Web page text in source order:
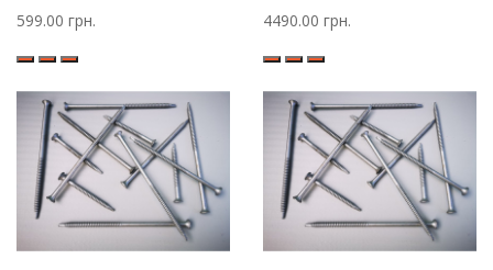
599.00 грн. 4490.00 грн.